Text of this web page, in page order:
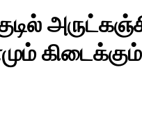
கிடைக்கும்